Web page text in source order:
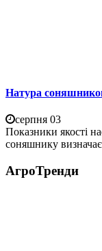
Натура
серпня 03
Показники якості
соняшнику
АгроТренди